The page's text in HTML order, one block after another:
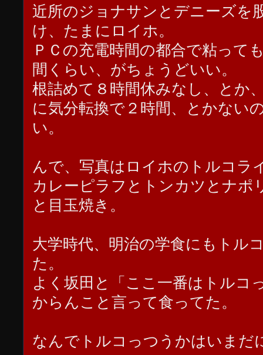
近所のジョナサンとデニーズを
け、たまにロイホ。
ＰＣの充電時間の都合で粘って
間くらい、がちょうどいい。
根詰めて８時間休みなし、とか
に気分転換で２時間、とかない
い。
んで、写真はロイホのトルコラ
カレーピラフとトンカツとナポ
と目玉焼き。
大学時代、明治の学食にもトル
た。
よく坂田と「ここ一番はトルコ
からんこと言って食ってた。
なんでトルコっつうかはいまだ